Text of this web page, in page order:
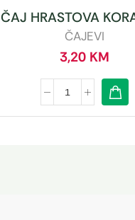
ČAJ HRASTOVA
ČAJEVI
3,20 KM